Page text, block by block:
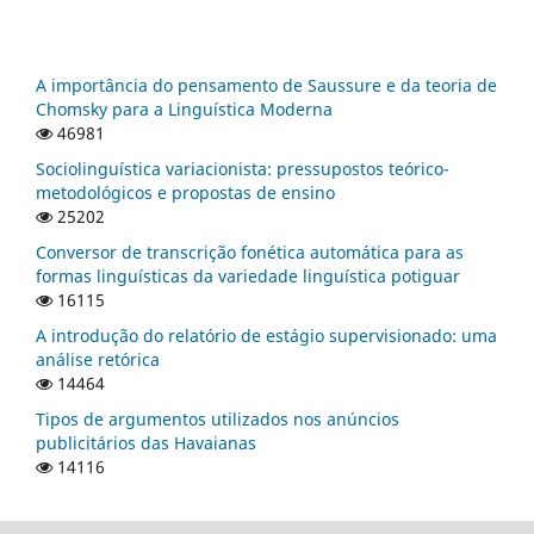
A importância do pensamento de Saussure e da teoria de
Chomsky para a Linguística Moderna
46981
Sociolinguística variacionista: pressupostos teórico-
metodológicos e propostas de ensino
25202
Conversor de transcrição fonética automática para as
formas linguísticas da variedade linguística potiguar
16115
A introdução do relatório de estágio supervisionado: uma
análise retórica
14464
Tipos de argumentos utilizados nos anúncios
publicitários das Havaianas
14116